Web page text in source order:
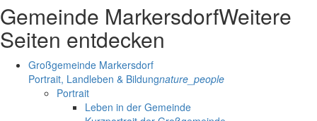
Gemeinde MarkersdorfWeitere
Seiten entdecken
Großgemeinde Markersdorf
Portrait, Landleben & Bildungnature_people
Portrait
Leben in der Gemeinde